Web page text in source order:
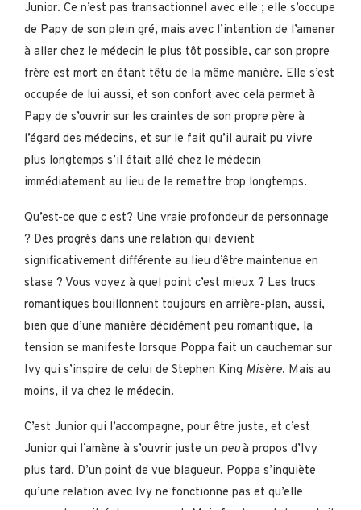
Junior. Ce n’est pas transactionnel avec elle ; elle s’occupe
de Papy de son plein gré, mais avec l’intention de l’amener
à aller chez le médecin le plus tôt possible, car son propre
frère est mort en étant têtu de la même manière. Elle s’est
occupée de lui aussi, et son confort avec cela permet à
Papy de s’ouvrir sur les craintes de son propre père à
l’égard des médecins, et sur le fait qu’il aurait pu vivre
plus longtemps s’il était allé chez le médecin
immédiatement au lieu de le remettre trop longtemps.
Qu’est-ce que c est? Une vraie profondeur de personnage
? Des progrès dans une relation qui devient
significativement différente au lieu d’être maintenue en
stase ? Vous voyez à quel point c’est mieux ? Les trucs
romantiques bouillonnent toujours en arrière-plan, aussi,
bien que d’une manière décidément peu romantique, la
tension se manifeste lorsque Poppa fait un cauchemar sur
Ivy qui s’inspire de celui de Stephen King Misère. Mais au
moins, il va chez le médecin.
C’est Junior qui l’accompagne, pour être juste, et c’est
Junior qui l’amène à s’ouvrir juste un peuà propos d’Ivy
plus tard. D’un point de vue blagueur, Poppa s’inquiète
qu’une relation avec Ivy ne fonctionne pas et qu’elle